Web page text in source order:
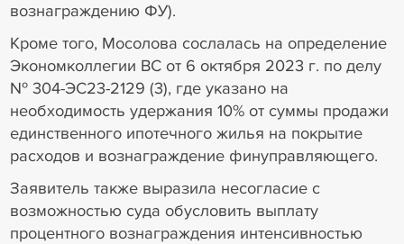
вознаграждению ФУ).
Кроме того, Мосолова сослалась на определение
Экономколлегии ВС от 6 октября 2023 г. по делу
№ 304-ЭС23-2129 (3), где указано на
необходимость удержания 10% от суммы продажи
единственного ипотечного жилья на покрытие
расходов и вознаграждение финуправляющего.
Заявитель также выразила несогласие с
возможностью суда обусловить выплату
процентного вознаграждения интенсивностью